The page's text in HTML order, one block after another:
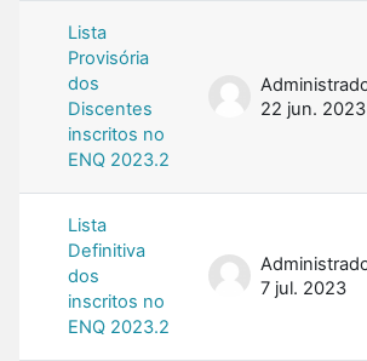
Lista
Provisória
dos
Discentes
inscritos no
ENQ 2023.2
22 jun. 2023
Lista
Definitiva
dos
inscritos no
ENQ 2023.2
7 jul. 2023